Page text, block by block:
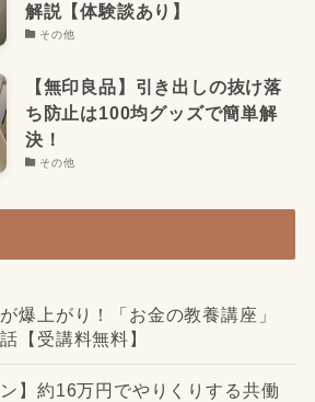
解説【体験談あり】
その他
【無印良品】引き出しの抜け落
ち防止は100均グッズで簡単解
決！
その他
爆上がり！「お金の教養講座」
【受講料無料】
ン】約16万円でやりくりする共働